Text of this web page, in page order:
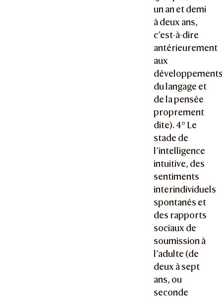
un an et demi
à deux ans,
c’est-à-dire
antérieurement
aux
du langage et
de la pensée
proprement
dite). 4° Le
stade de
l’intelligence
intuitive, des
sentiments
interindividuels
spontanés et
des rapports
sociaux de
soumission à
l’adulte (de
deux à sept
ans, ou
seconde